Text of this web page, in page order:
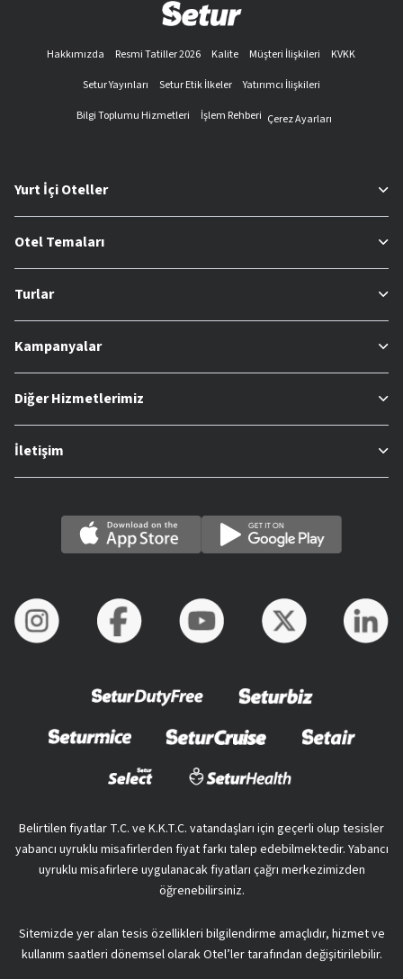
Hakkımızda Resmi Tatiller 2026 Kalite Müşteri İlişkileri
KVKK
Setur Yayınları
Setur Etik İlkeler
Yatırımcı İlişkileri
Bilgi Toplumu Hizmetleri
İşlem Rehberi Çerez Ayarları
Yurt İçi Oteller
Otel Temaları
Turlar
Kampanyalar
Diğer Hizmetlerimiz
İletişim
Belirtilen fiyatlar T.C. ve K.K.T.C. vatandaşları için geçerli olup tesisler
yabancı uyruklu misafirlerden fiyat farkı talep edebilmektedir. Yabancı
uyruklu misafirlere uygulanacak fiyatları çağrı merkezimizden
öğrenebilirsiniz.
Sitemizde yer alan tesis özellikleri bilgilendirme amaçlıdır, hizmet ve
kullanım saatleri dönemsel olarak Otel’ler tarafından değişitirilebilir.